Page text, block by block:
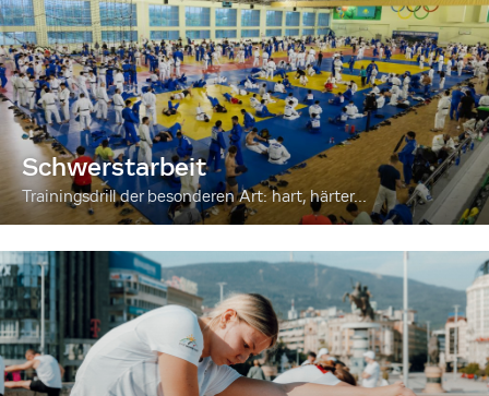
Schwerstarbeit
Trainingsdrill der besonderen Art: hart, härter...